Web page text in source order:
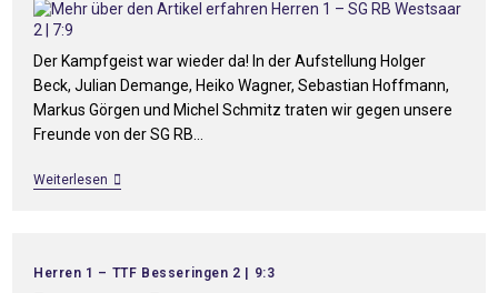
Der Kampfgeist war wieder da! In der Aufstellung Holger
Beck, Julian Demange, Heiko Wagner, Sebastian Hoffmann,
Markus Görgen und Michel Schmitz traten wir gegen unsere
Freunde von der SG RB…
Weiterlesen
Herren 1 – TTF Besseringen 2 | 9:3